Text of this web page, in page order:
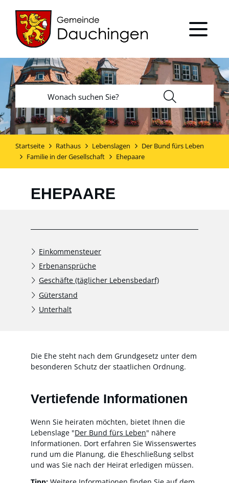
Startseite Rathaus Lebenslagen
Der Bund fürs Leben
Familie in der Gesellschaft
Ehepaare
EHEPAARE
Einkommensteuer
Erbenansprüche
Geschäfte (täglicher Lebensbedarf)
Güterstand
Unterhalt
Die Ehe steht nach dem Grundgesetz unter dem
besonderen Schutz der staatlichen Ordnung.
Vertiefende Informationen
Wenn Sie heiraten möchten, bietet Ihnen die
Lebenslage "Der Bund fürs Leben" nähere
Informationen. Dort erfahren Sie Wissenswertes
rund um die Planung, die Eheschließung selbst
und was Sie nach der Heirat erledigen müssen.